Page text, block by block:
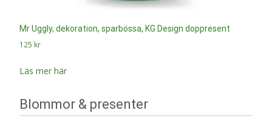
Mr Uggly, dekoration, sparbössa, KG Design doppresent
125 kr
Läs mer här
Blommor & presenter